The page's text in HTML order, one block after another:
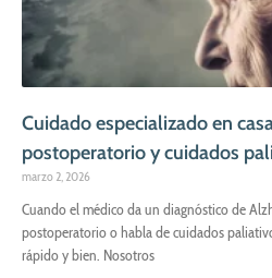
Cuidado especializado en
postoperatorio y cuidados
marzo 2, 2026
Cuando el médico da un diagnóstico de
postoperatorio o habla de cuidados
rápido y bien. Nosotros